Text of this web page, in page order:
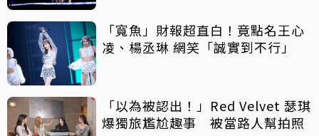
「寬魚」財報超直白！竟點名王心
凌、楊丞琳 網笑「誠實到不行」
「以為被認出！」Red Velvet 瑟琪
爆獨旅尷尬趣事 被當路人幫拍照